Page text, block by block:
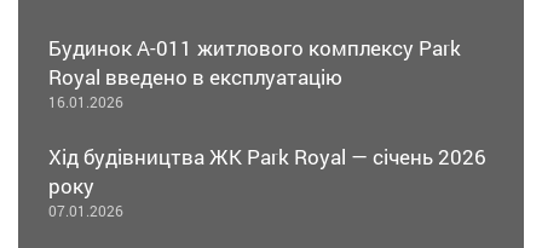
Будинок А-011 житлового комплексу Park
Royal введено в експлуатацію
16.01.2026
Хід будівництва ЖК Park Royal — січень 2026
року
07.01.2026